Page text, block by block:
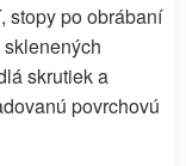
stopy po obrábaní
skrutiek a
povrchovú